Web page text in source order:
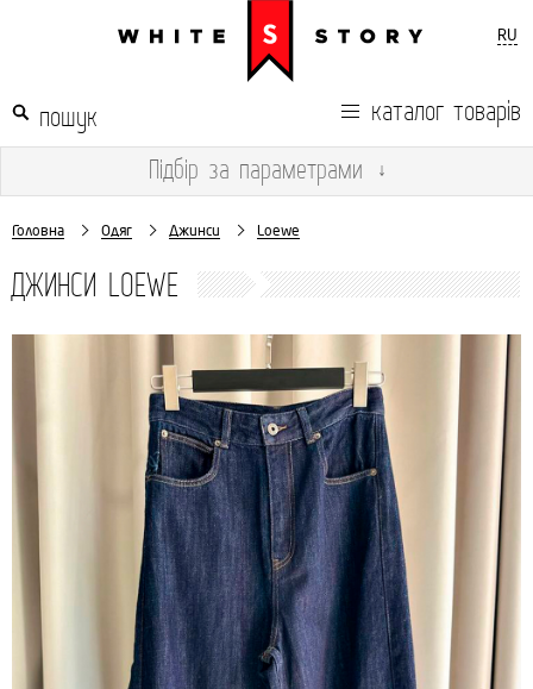
RU
каталог товарів
Підбір за параметрами ↓
Головна Одяг Джинси Loewe
ДЖИНСИ LOEWE